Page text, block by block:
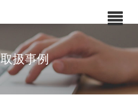
取扱事例